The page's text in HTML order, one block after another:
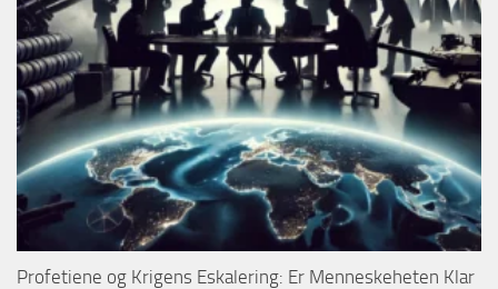
Profetiene og Krigens Eskalering: Er Menneskeheten Klar